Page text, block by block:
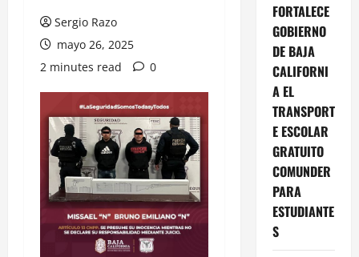
Sergio Razo
mayo 26, 2025
2 minutes read
0
FORTALECE
GOBIERNO
DE BAJA
CALIFORNI
A EL
TRANSPORT
E ESCOLAR
GRATUITO
COMUNDER
PARA
ESTUDIANTE
S